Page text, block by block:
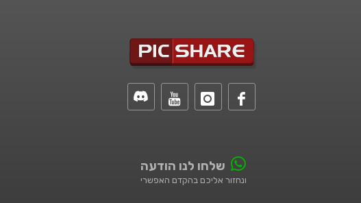
שלחו לנו הודעה
ונחזור אליכם בהקדם האפשרי